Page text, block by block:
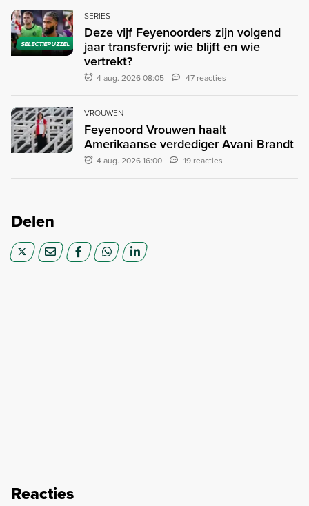
SELECTIEPUZZEL
SERIES
Deze vijf Feyenoorders zijn volgend
jaar transfervrij: wie blijft en wie
vertrekt?
4 aug. 2026 08:05 47 reacties
VROUWEN
Feyenoord Vrouwen haalt
Amerikaanse verdediger Avani Brandt
4 aug. 2026 16:00 19 reacties
Delen
Reacties